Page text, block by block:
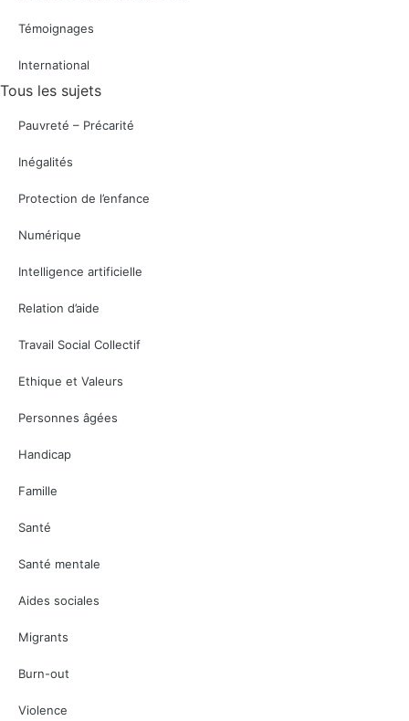
Témoignages
International
Tous les sujets
Pauvreté – Précarité
Inégalités
Protection de l’enfance
Numérique
Intelligence artificielle
Relation d’aide
Travail Social Collectif
Ethique et Valeurs
Personnes âgées
Handicap
Famille
Santé
Santé mentale
Aides sociales
Migrants
Burn-out
Violence